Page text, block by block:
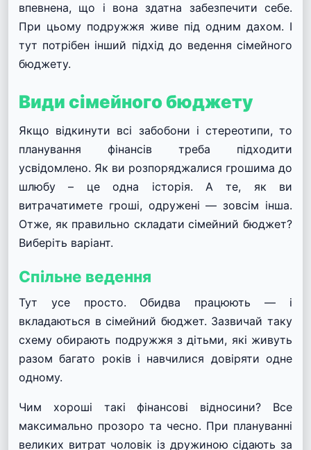
впевнена, що і вона здатна забезпечити себе.
При цьому подружжя живе під одним дахом. І
тут потрібен інший підхід до ведення сімейного
бюджету.
Види сімейного бюджету
Якщо відкинути всі забобони і стереотипи, то
планування фінансів треба підходити
усвідомлено. Як ви розпоряджалися грошима до
шлюбу – це одна історія. А те, як ви
витрачатимете гроші, одружені — зовсім інша.
Отже, як правильно складати сімейний бюджет?
Виберіть варіант.
Спільне ведення
Тут усе просто. Обидва працюють — і
вкладаються в сімейний бюджет. Зазвичай таку
схему обирають подружжя з дітьми, які живуть
разом багато років і навчилися довіряти одне
одному.
Чим хороші такі фінансові відносини? Все
максимально прозоро та чесно. При плануванні
великих витрат чоловік із дружиною сідають за